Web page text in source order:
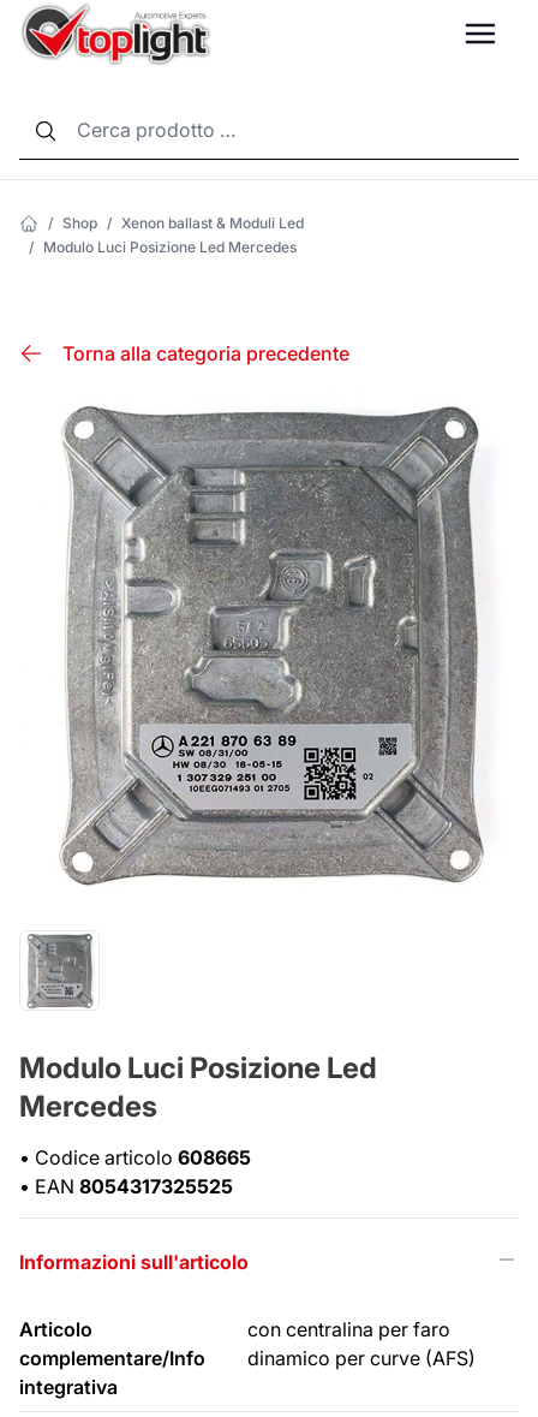
/ Shop / Xenon ballast & Moduli Led
/ Modulo Luci Posizione Led Mercedes
Torna alla categoria precedente
Modulo Luci Posizione Led
Mercedes
• Codice articolo 608665
• EAN 8054317325525
Informazioni sull'articolo
Articolo
complementare/Info
integrativa
con centralina per faro
dinamico per curve (AFS)